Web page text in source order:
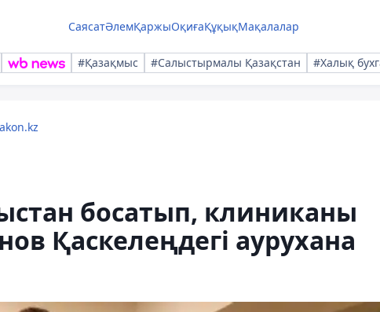
СаясатӘлемҚаржыОқиғаҚұқықМақалалар
#Қазақмыс #Салыстырмалы Қазақстан #Халық
босатып, клиниканы
Қаскелеңдегі аурухана